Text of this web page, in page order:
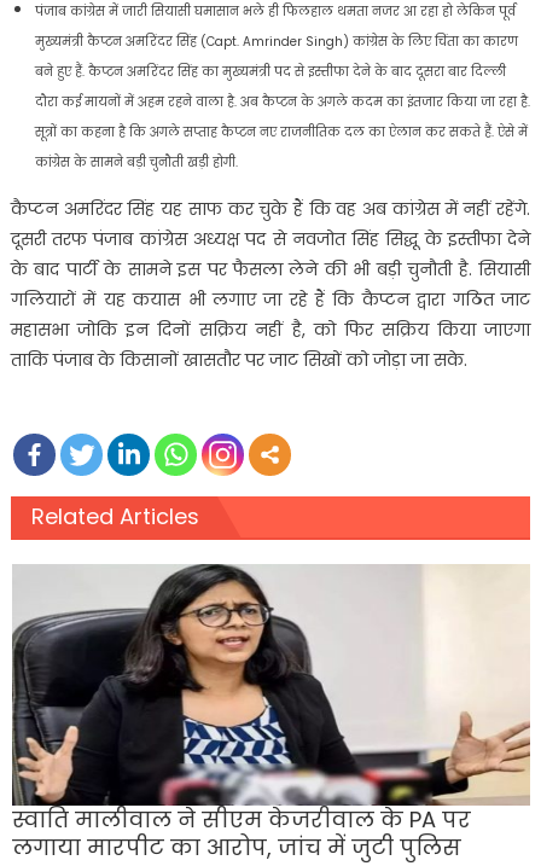
पंजाब कांग्रेस में जारी सियासी घमासान भले ही फिलहाल थमता नजर आ रहा हो लेकिन पूर्व
मुख्यमंत्री कैप्टन अमरिंदर सिंह (Capt. Amrinder Singh) कांग्रेस के लिए चिंता का कारण
बने हुए हैं. कैप्टन अमरिंदर सिंह का मुख्यमंत्री पद से इस्तीफा देने के बाद दूसरा बार दिल्ली
दौरा कई मायनों में अहम रहने वाला है. अब कैप्टन के अगले कदम का इंतजार किया जा रहा है.
सूत्रों का कहना है कि अगले सप्ताह कैप्टन नए राजनीतिक दल का ऐलान कर सकते हैं. ऐसे में
कांग्रेस के सामने बड़ी चुनौती खड़ी होगी.
कैप्टन अमरिंदर सिंह यह साफ कर चुके हैं कि वह अब कांग्रेस में नहीं रहेंगे.
दूसरी तरफ पंजाब कांग्रेस अध्यक्ष पद से नवजोत सिंह सिद्धू के इस्तीफा देने
के बाद पार्टी के सामने इस पर फैसला लेने की भी बड़ी चुनौती है. सियासी
गलियारों में यह कयास भी लगाए जा रहे हैं कि कैप्टन द्वारा गठित जाट
महासभा जोकि इन दिनों सक्रिय नहीं है, को फिर सक्रिय किया जाएगा
ताकि पंजाब के किसानों खासतौर पर जाट सिखों को जोड़ा जा सके.
Related Articles
स्वाति मालीवाल ने सीएम केजरीवाल के PA पर
लगाया मारपीट का आरोप, जांच में जुटी पुलिस